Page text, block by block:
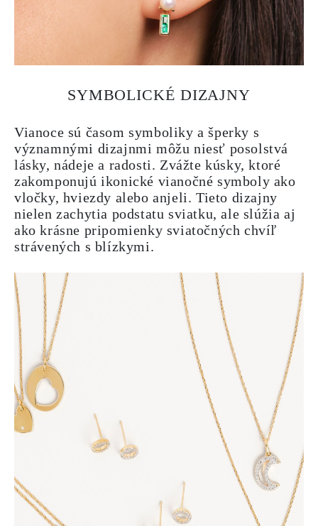
SYMBOLICKÉ DIZAJNY
Vianoce sú časom symboliky a šperky s
významnými dizajnmi môžu niesť posolstvá
lásky, nádeje a radosti. Zvážte kúsky, ktoré
zakomponujú ikonické vianočné symboly ako
vločky, hviezdy alebo anjeli. Tieto dizajny
nielen zachytia podstatu sviatku, ale slúžia aj
ako krásne pripomienky sviatočných chvíľ
strávených s blízkymi.